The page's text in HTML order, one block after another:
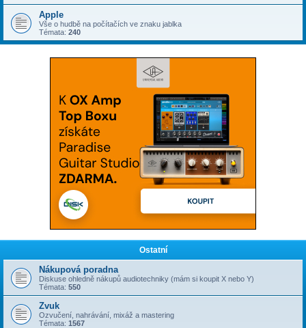
Apple
Vše o hudbě na počítačích ve znaku jablka
Témata: 240
Ostatní
Nákupová poradna
Diskuse ohledně nákupů audiotechniky (mám si koupit X nebo Y)
Témata: 550
Zvuk
Ozvučení, nahrávání, mixáž a mastering
Témata: 1567